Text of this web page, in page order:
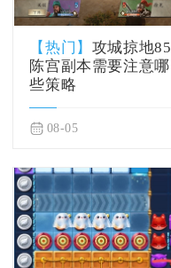
【热门】 攻城掠地85
陈宫副本需要注意哪
些策略
08-05